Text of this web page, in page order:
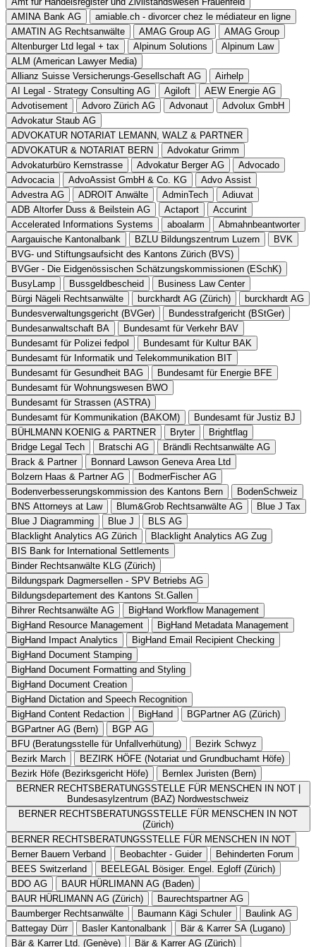
AMINA Bank AG
amiable.ch - divorcer chez le médiateur en ligne
AMATIN AG Rechtsanwälte
AMAG Group AG
AMAG Group
Altenburger Ltd legal + tax
Alpinum Solutions
Alpinum Law
ALM (American Lawyer Media)
Allianz Suisse Versicherungs-Gesellschaft AG
Airhelp
AI Legal - Strategy Consulting AG
Agiloft
AEW Energie AG
Advotisement
Advoro Zürich AG Advonaut
Advolux GmbH
Advokatur Staub AG
ADVOKATUR NOTARIAT LEMANN, WALZ & PARTNER
ADVOKATUR & NOTARIAT BERN
Advokatur Grimm
Advokaturbüro Kernstrasse
Advokatur Berger AG
Advocado
Advocacia
AdvoAssist GmbH & Co. KG
Advo Assist
Advestra AG
ADROIT Anwälte AdminTech
Adiuvat
ADB Altorfer Duss & Beilstein AG
Actaport
Accurint
Accelerated Informations Systems
aboalarm
Abmahnbeantworter
Aargauische Kantonalbank
BZLU Bildungszentrum Luzern
BVK
BVG- und Stiftungsaufsicht des Kantons Zürich (BVS)
BVGer - Die Eidgenössischen Schätzungskommissionen (ESchK)
BusyLamp
Bussgeldbescheid
Business Law Center
Bürgi Nägeli Rechtsanwälte
burckhardt AG (Zürich)
burckhardt AG
Bundesverwaltungsgericht (BVGer)
Bundesstrafgericht (BStGer)
Bundesanwaltschaft BA
Bundesamt für Verkehr BAV
Bundesamt für Polizei fedpol
Bundesamt für Kultur BAK
Bundesamt für Informatik und Telekommunikation BIT
Bundesamt für Gesundheit BAG
Bundesamt für Energie BFE
Bundesamt für Wohnungswesen BWO
Bundesamt für Strassen (ASTRA)
Bundesamt für Kommunikation (BAKOM)
Bundesamt für Justiz BJ
BÜHLMANN KOENIG & PARTNER
Bryter
Brightflag
Bridge Legal Tech
Bratschi AG
Brändli Rechtsanwälte AG
Brack & Partner
Bonnard Lawson Geneva Area Ltd
Bolzern Haas & Partner AG
BodmerFischer AG
Bodenverbesserungskommission des Kantons Bern
BodenSchweiz
BNS Attorneys at Law
Blum&Grob Rechtsanwälte AG
Blue J Tax
Blue J Diagramming
Blue J
BLS AG
Blacklight Analytics AG Zürich
Blacklight Analytics AG Zug
BIS Bank for International Settlements
Binder Rechtsanwälte KLG (Zürich)
Bildungspark Dagmersellen - SPV Betriebs AG
Bildungsdepartement des Kantons St.Gallen
Bihrer Rechtsanwälte AG
BigHand Workflow Management
BigHand Resource Management
BigHand Metadata Management
BigHand Impact Analytics
BigHand Email Recipient Checking
BigHand Document Stamping
BigHand Document Formatting and Styling
BigHand Document Creation
BigHand Dictation and Speech Recognition
BigHand Content Redaction
BigHand
BGPartner AG (Zürich)
BGPartner AG (Bern)
BGP AG
BFU (Beratungsstelle für Unfallverhütung)
Bezirk Schwyz
Bezirk March
BEZIRK HÖFE (Notariat und Grundbuchamt Höfe)
Bezirk Höfe (Bezirksgericht Höfe)
Bernlex Juristen (Bern)
BERNER RECHTSBERATUNGSSTELLE FÜR MENSCHEN IN NOT |
Bundesasylzentrum (BAZ) Nordwestschweiz
BERNER RECHTSBERATUNGSSTELLE FÜR MENSCHEN IN NOT
(Zürich)
BERNER RECHTSBERATUNGSSTELLE FÜR MENSCHEN IN NOT
Berner Bauern Verband
Beobachter - Guider
Behinderten Forum
BEES Switzerland
BEELEGAL Bösiger. Engel. Egloff (Zürich)
BDO AG
BAUR HÜRLIMANN AG (Baden)
BAUR HÜRLIMANN AG (Zürich)
Baurechtspartner AG
Baumberger Rechtsanwälte
Baumann Kägi Schuler
Baulink AG
Battegay Dürr
Basler Kantonalbank
Bär & Karrer SA (Lugano)
Bär & Karrer Ltd. (Genève)
Bär & Karrer AG (Zürich)